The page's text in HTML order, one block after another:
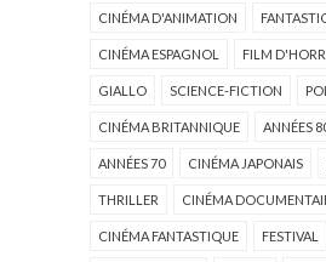
CINÉMA D'ANIMATION
CINÉMA ESPAGNOL FILM
GIALLO SCIENCE-FICTION
CINÉMA BRITANNIQUE ANNÉES
ANNÉES 70 CINÉMA JAPONAIS
THRILLER CINÉMA
CINÉMA FANTASTIQUE FESTIVAL